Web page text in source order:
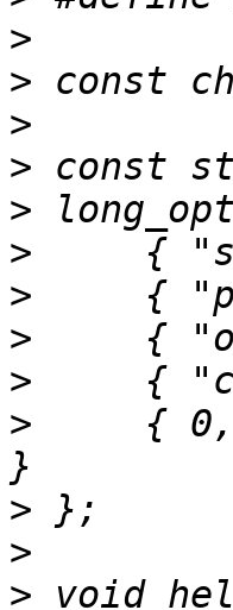
>
>
>
>
>
>
>
>
>
>
{
>
>
>